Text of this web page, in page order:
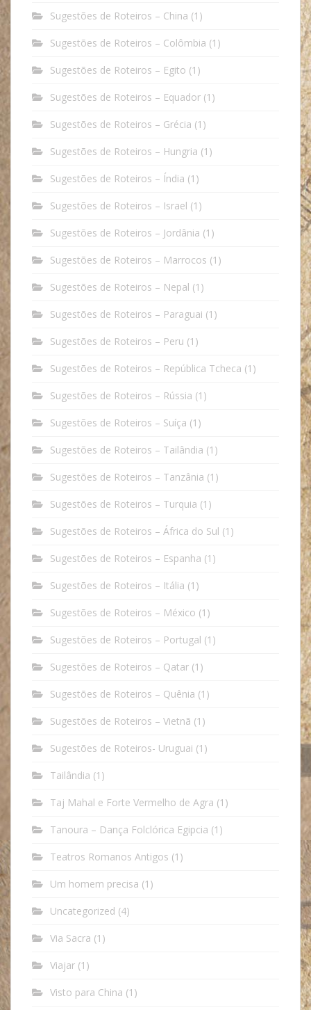
Sugestões de Roteiros – China (1)
Sugestões de Roteiros – Colômbia (1)
Sugestões de Roteiros – Egito (1)
Sugestões de Roteiros – Equador (1)
Sugestões de Roteiros – Grécia (1)
Sugestões de Roteiros – Hungria (1)
Sugestões de Roteiros – Índia (1)
Sugestões de Roteiros – Israel (1)
Sugestões de Roteiros – Jordânia (1)
Sugestões de Roteiros – Marrocos (1)
Sugestões de Roteiros – Nepal (1)
Sugestões de Roteiros – Paraguai (1)
Sugestões de Roteiros – Peru (1)
Sugestões de Roteiros – República Tcheca (1)
Sugestões de Roteiros – Rússia (1)
Sugestões de Roteiros – Suíça (1)
Sugestões de Roteiros – Tailândia (1)
Sugestões de Roteiros – Tanzânia (1)
Sugestões de Roteiros – Turquia (1)
Sugestões de Roteiros – África do Sul (1)
Sugestões de Roteiros – Espanha (1)
Sugestões de Roteiros – Itália (1)
Sugestões de Roteiros – México (1)
Sugestões de Roteiros – Portugal (1)
Sugestões de Roteiros – Qatar (1)
Sugestões de Roteiros – Quênia (1)
Sugestões de Roteiros – Vietnã (1)
Sugestões de Roteiros- Uruguai (1)
Tailândia (1)
Taj Mahal e Forte Vermelho de Agra (1)
Tanoura – Dança Folclórica Egipcia (1)
Teatros Romanos Antigos (1)
Um homem precisa (1)
Uncategorized (4)
Via Sacra (1)
Viajar (1)
Visto para China (1)